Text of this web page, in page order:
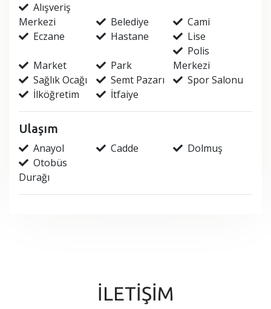
Alışveriş
Merkezi
Belediye
Cami
Eczane
Hastane Lise
Market Park
Polis
Merkezi
Sağlık Ocağı
Semt Pazarı
Spor Salonu
İlköğretim
İtfaiye
Ulaşım
Anayol Cadde
Dolmuş
Otobüs
Durağı
İLETİŞİM